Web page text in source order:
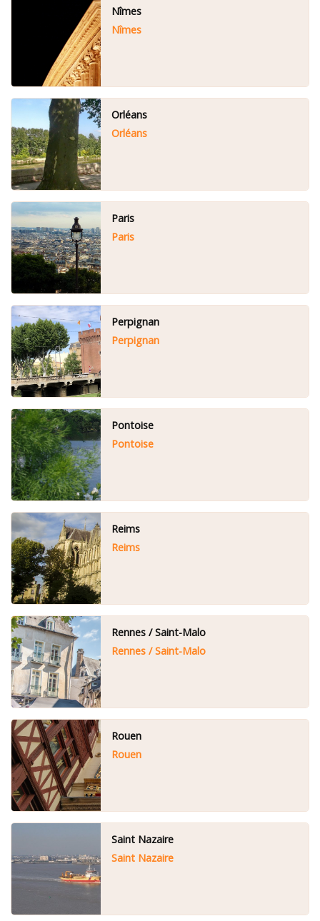
Nîmes
Nîmes
Orléans
Orléans
Paris
Paris
Perpignan
Perpignan
Pontoise
Pontoise
Reims
Reims
Rennes / Saint-Malo
Rennes / Saint-Malo
Rouen
Rouen
Saint Nazaire
Saint Nazaire